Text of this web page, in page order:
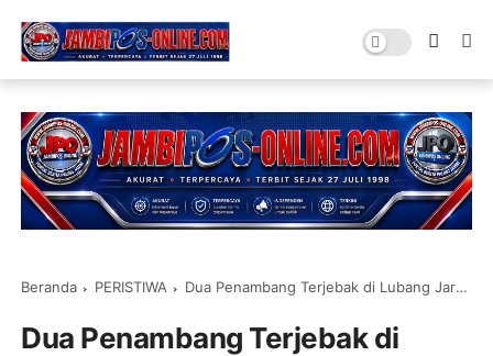
Beranda PERISTIWA Dua Penambang Terjebak di Lubang Jarum PETI Ternyata Kepala Dusun
Dua Penambang Terjebak di